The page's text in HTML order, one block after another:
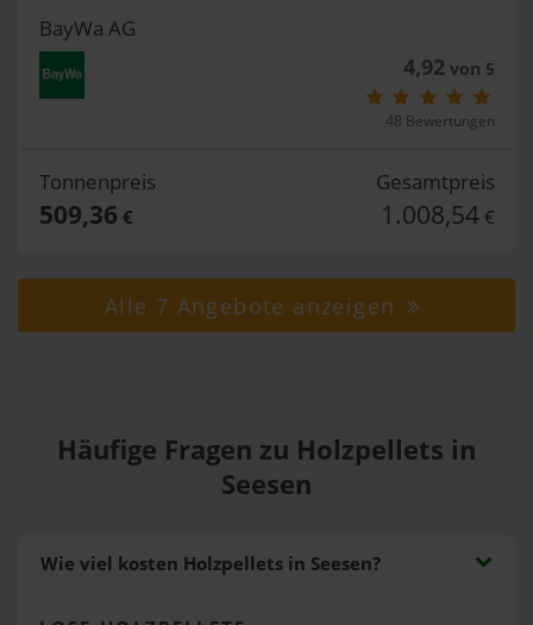
BayWa AG
4,92von 5
48 Bewertungen
Tonnenpreis
509,36 €
Gesamtpreis
1.008,54 €
Alle 7 Angebote anzeigen
Häufige Fragen zu Holzpellets in
Seesen
Wie viel kosten Holzpellets in Seesen?